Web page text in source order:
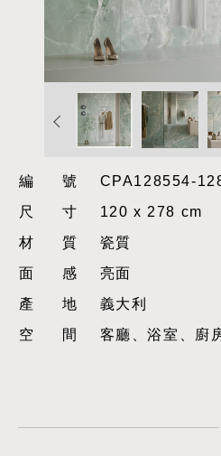
編號CPA128554-
尺寸120 x 278 cm
材質瓷質
面感亮面
產地義大利
空間客廳、浴室、廚